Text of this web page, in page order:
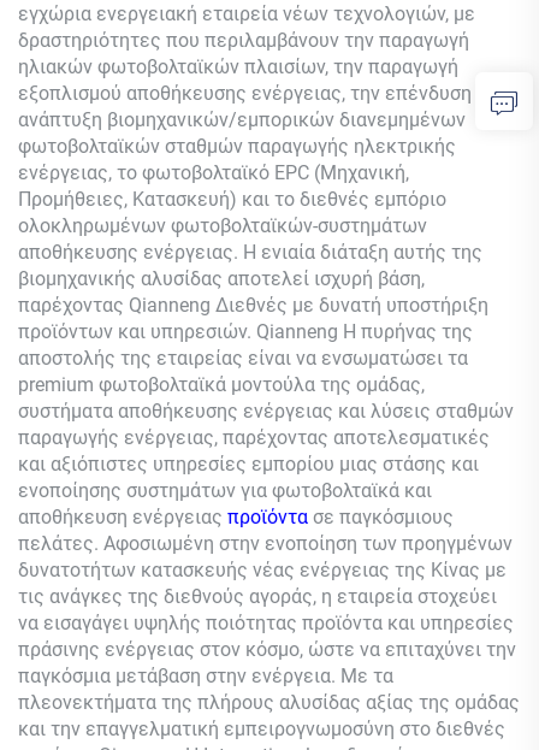
εγχώρια ενεργειακή εταιρεία νέων τεχνολογιών, με
δραστηριότητες που περιλαμβάνουν την παραγωγή
ηλιακών φωτοβολταϊκών πλαισίων, την παραγωγή
εξοπλισμού αποθήκευσης ενέργειας, την επένδυση και
ανάπτυξη βιομηχανικών/εμπορικών διανεμημένων
φωτοβολταϊκών σταθμών παραγωγής ηλεκτρικής
ενέργειας, το φωτοβολταϊκό EPC (Μηχανική,
Προμήθειες, Κατασκευή) και το διεθνές εμπόριο
ολοκληρωμένων φωτοβολταϊκών-συστημάτων
αποθήκευσης ενέργειας. Η ενιαία διάταξη αυτής της
βιομηχανικής αλυσίδας αποτελεί ισχυρή βάση,
παρέχοντας Qianneng Διεθνές με δυνατή υποστήριξη
προϊόντων και υπηρεσιών. Qianneng Η πυρήνας της
αποστολής της εταιρείας είναι να ενσωματώσει τα
premium φωτοβολταϊκά μοντούλα της ομάδας,
συστήματα αποθήκευσης ενέργειας και λύσεις σταθμών
παραγωγής ενέργειας, παρέχοντας αποτελεσματικές
και αξιόπιστες υπηρεσίες εμπορίου μιας στάσης και
ενοποίησης συστημάτων για φωτοβολταϊκά και
αποθήκευση ενέργειας προϊόντα σε παγκόσμιους
πελάτες. Αφοσιωμένη στην ενοποίηση των προηγμένων
δυνατοτήτων κατασκευής νέας ενέργειας της Κίνας με
τις ανάγκες της διεθνούς αγοράς, η εταιρεία στοχεύει
να εισαγάγει υψηλής ποιότητας προϊόντα και υπηρεσίες
πράσινης ενέργειας στον κόσμο, ώστε να επιταχύνει την
παγκόσμια μετάβαση στην ενέργεια. Με τα
πλεονεκτήματα της πλήρους αλυσίδας αξίας της ομάδας
και την επαγγελματική εμπειρογνωμοσύνη στο διεθνές